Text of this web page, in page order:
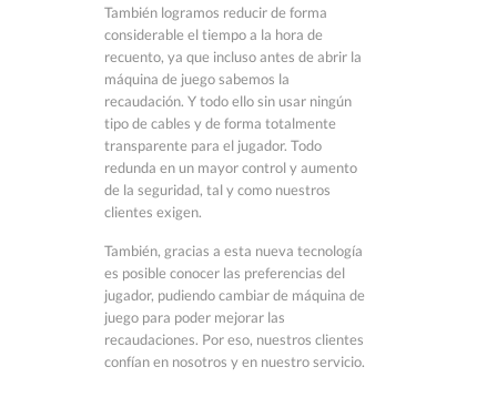
También logramos reducir de forma
considerable el tiempo a la hora de
recuento, ya que incluso antes de abrir la
máquina de juego sabemos la
recaudación. Y todo ello sin usar ningún
tipo de cables y de forma totalmente
transparente para el jugador. Todo
redunda en un mayor control y aumento
de la seguridad, tal y como nuestros
clientes exigen.
También, gracias a esta nueva tecnología
es posible conocer las preferencias del
jugador, pudiendo cambiar de máquina de
juego para poder mejorar las
recaudaciones. Por eso, nuestros clientes
confían en nosotros y en nuestro servicio.